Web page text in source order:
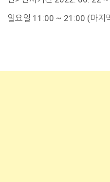
일요일 11:00 ~ 21:00 (마지